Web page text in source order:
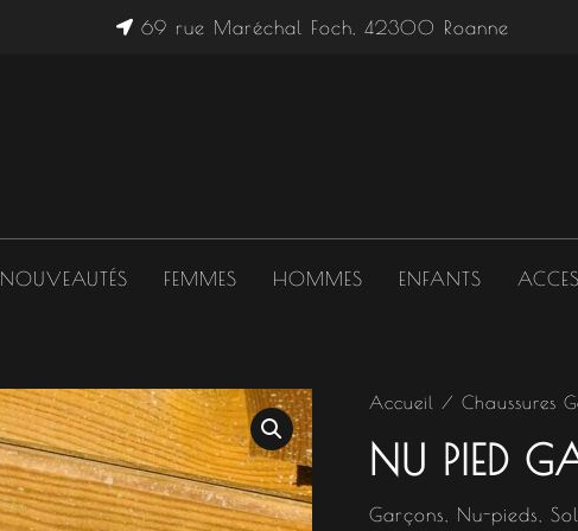
69 rue Maréchal Foch, 42300 Roanne
NOUVEAUTÉS FEMMES HOMMES ENFANTS
Accueil / Chaussures
NU PIED
Garçons Nu-pieds
Le
prix
initial
quantité
Nu
pied
bleu